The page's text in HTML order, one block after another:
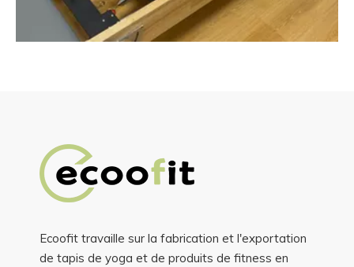
Ecoofit travaille sur la fabrication et l'exportation
de tapis de yoga et de produits de fitness en